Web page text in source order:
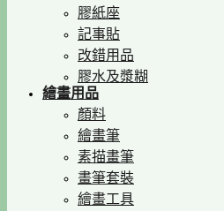
膠紙座
記事貼
改錯用品
膠水及漿糊
繪畫用品
顏料
繪畫筆
素描畫筆
畫筆套裝
繪畫工具